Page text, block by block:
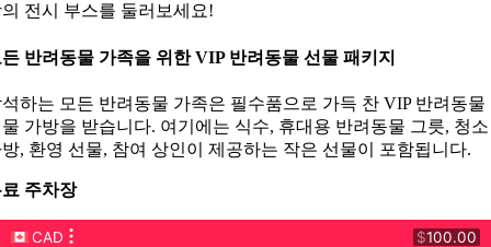
전시 부스를 둘러보세요!
반려동물 가족을 위한 VIP 반려동물 선물 패키지
하는 모든 반려동물 가족은 필수품으로 가득 찬 VIP 반려동물
가방을 받습니다. 여기에는 식수, 휴대용 반려동물 그릇, 청소
, 환영 선물, 참여 상인이 제공하는 작은 선물이 포함됩니다.
주차장